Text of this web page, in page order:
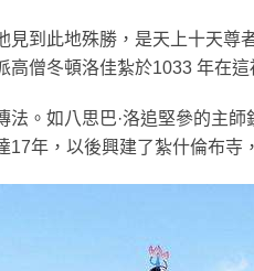
到此地殊勝，是天上十天尊
僧冬頓洛佳紮於1033 年在這
。如八思巴·洛追堅參的主師
年，以後興建了紮什倫布寺